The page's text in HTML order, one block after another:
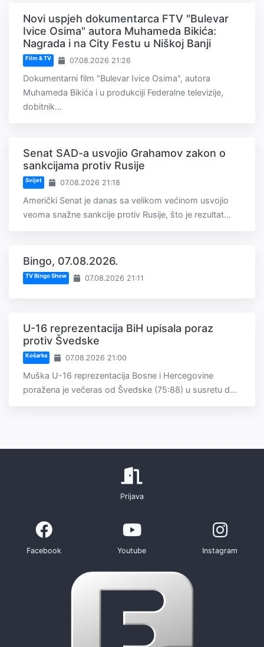
Novi uspjeh dokumentarca FTV "Bulevar
Ivice Osima" autora Muhameda Bikića:
Nagrada i na City Festu u Niškoj Banji
Film & TV 07.08.2026 21:26
Dokumentarni film "Bulevar Ivice Osima", autora
Muhameda Bikića i u produkciji Federalne televizije,
dobitnik...
Senat SAD-a usvojio Grahamov zakon o
sankcijama protiv Rusije
Svijet 07.08.2026 21:18
Američki Senat je danas sa velikom većinom usvojio
veoma snažne sankcije protiv Rusije, što je rezultat...
Bingo, 07.08.2026.
TV Bingo Show 07.08.2026 21:11
U-16 reprezentacija BiH upisala poraz
protiv Švedske
Košarka 07.08.2026 21:00
Muška U-16 reprezentacija Bosne i Hercegovine
poražena je večeras od Švedske (75:88) u susretu d...
Prijava
Facebook Youtube Instagram